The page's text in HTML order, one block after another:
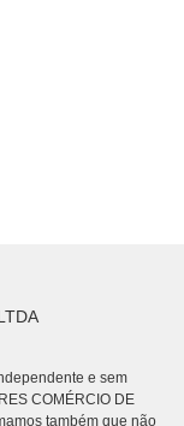
e sem
COMÉRCIO DE
também que não